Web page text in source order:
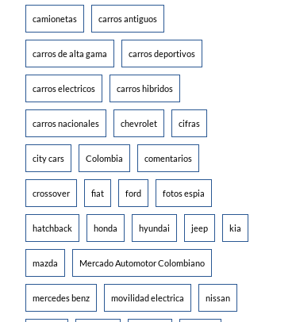
camionetas carros antiguos
carros de alta gama carros deportivos
carros electricos carros hibridos
carros nacionales chevrolet cifras
city cars Colombia comentarios
crossover fiat ford fotos espia
hatchback honda hyundai jeep kia
mazda Mercado Automotor Colombiano
mercedes benz movilidad electrica nissan